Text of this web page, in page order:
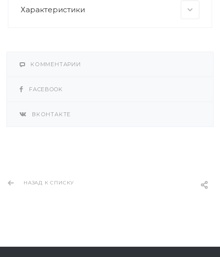
Характеристики
КОММЕНТАРИИ
FACEBOOK
ВКОНТАКТЕ
НАЗАД К СПИСКУ